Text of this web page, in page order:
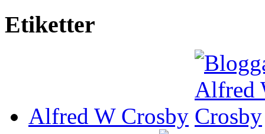
Etiketter
Alfred W Crosby